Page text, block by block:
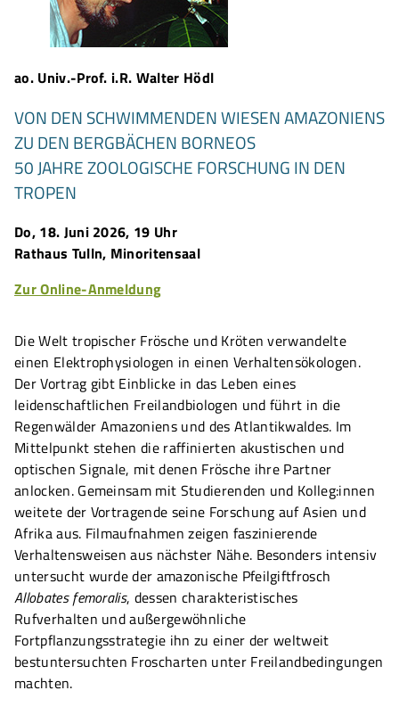
ao. Univ.-Prof. i.R. Walter Hödl
VON DEN SCHWIMMENDEN WIESEN AMAZONIENS
ZU DEN BERGBÄCHEN BORNEOS
50 JAHRE ZOOLOGISCHE FORSCHUNG IN DEN
TROPEN
Do, 18. Juni 2026, 19 Uhr
Rathaus Tulln, Minoritensaal
Zur Online-Anmeldung
Die Welt tropischer Frösche und Kröten verwandelte
einen Elektrophysiologen in einen Verhaltensökologen.
Der Vortrag gibt Einblicke in das Leben eines
leidenschaftlichen Freilandbiologen und führt in die
Regenwälder Amazoniens und des Atlantikwaldes. Im
Mittelpunkt stehen die raffinierten akustischen und
optischen Signale, mit denen Frösche ihre Partner
anlocken. Gemeinsam mit Studierenden und Kolleg:innen
weitete der Vortragende seine Forschung auf Asien und
Afrika aus. Filmaufnahmen zeigen faszinierende
Verhaltensweisen aus nächster Nähe. Besonders intensiv
untersucht wurde der amazonische Pfeilgiftfrosch
Allobates femoralis, dessen charakteristisches
Rufverhalten und außergewöhnliche
Fortpflanzungsstrategie ihn zu einer der weltweit
bestuntersuchten Froscharten unter Freilandbedingungen
machten.